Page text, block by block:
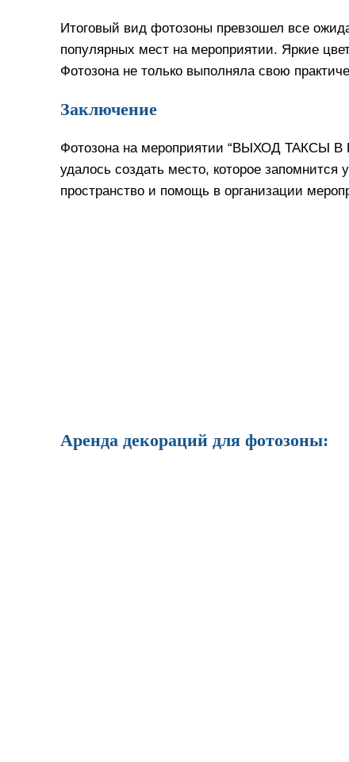
Итоговый вид фотозоны превзошел все
популярных мест на мероприятии. Яркие
Фотозона не только выполняла свою
Заключение
Фотозона на мероприятии “ВЫХОД ТАКСЫ В
удалось создать место, которое запомнится
пространство и помощь в организации
Аренда декораций для фотозоны: